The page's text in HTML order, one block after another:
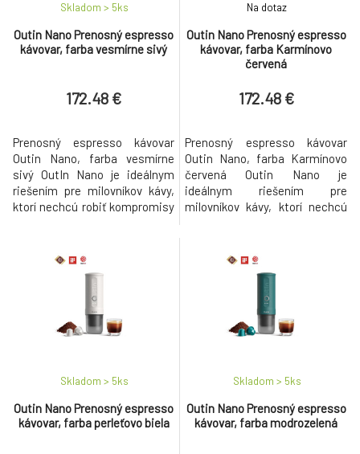
Outin Nano Prenosný espresso
kávovar, farba vesmírne sivý
Skladom > 5ks
172.48 €
Prenosný espresso kávovar
Outin Nano, farba vesmírne
sivý OutIn Nano je ideálnym
riešením pre milovníkov kávy,
ktorí nechcú robiť kompromisy
výkon, flexibilita pri príprave a
kompaktný dizajn z neho robia
každého, kto si chce vychutnať
kvalitnú kávu k
Outin Nano Prenosný espresso
kávovar, farba Karmínovo
červená
Na dotaz
172.48 €
Prenosný espresso kávovar
Outin Nano, farba Karmínovo
červená Outin Nano je
ideálnym riešením pre
milovníkov kávy, ktorí nechcú
Jeho robustný výkon, flexibilita
pri príprave a kompaktný dizajn
spoločníka pre každého, kto si
chce vychutnať kvalitnú kávu k
Outin Nano Prenosný espresso
kávovar, farba perleťovo biela
Skladom > 5ks
Outin Nano Prenosný espresso
kávovar, farba modrozelená
Skladom > 5ks